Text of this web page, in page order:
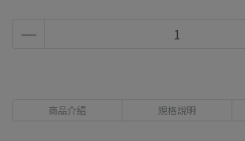
商品介紹 規格說明